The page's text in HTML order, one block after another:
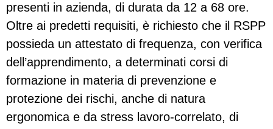
presenti in azienda, di durata da 12 a 68 ore.
Oltre ai predetti requisiti, è richiesto che il RSPP
possieda un attestato di frequenza, con verifica
dell’apprendimento, a determinati corsi di
formazione in materia di prevenzione e
protezione dei rischi, anche di natura
ergonomica e da stress lavoro-correlato, di